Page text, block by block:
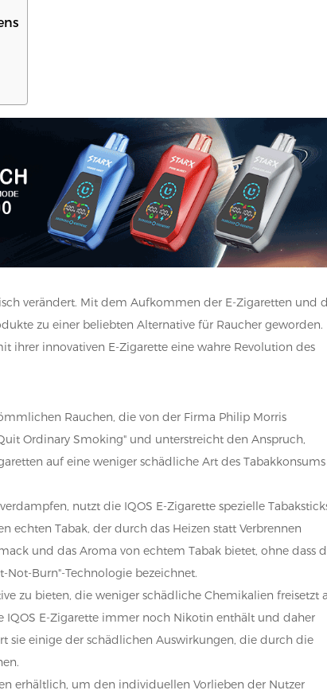
verändert. Mit dem Aufkommen der E-Zigaretten und
zu einer beliebten Alternative für Raucher geworden.
ihrer innovativen E-Zigarette eine wahre Revolution des
Rauchen, die von der Firma Philip Morris
Ordinary Smoking" und unterstreicht den Anspruch,
auf eine weniger schädliche Art des Tabakkonsums
nutzt die IQOS E-Zigarette spezielle
echten Tabak, der durch das Heizen statt Verbrennen
und das Aroma von echtem Tabak bietet, ohne dass
Not-Burn"-Technologie bezeichnet.
zu bieten, die weniger schädliche Chemikalien freisetzt
IQOS E-Zigarette immer noch Nikotin enthält und daher
sie einige der schädlichen Auswirkungen, die durch die
erhältlich, um den individuellen Vorlieben der Nutzer